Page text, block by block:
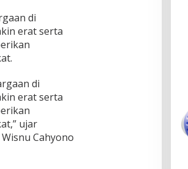
di
erat serta
di
erat serta
ujar
Cahyono